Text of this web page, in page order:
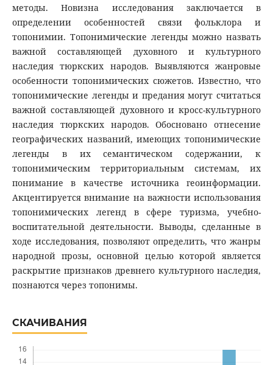
методы. Новизна исследования заключается в
определении особенностей связи фольклора и
топонимии. Топонимические легенды можно назвать
важной составляющей духовного и культурного
наследия тюркских народов. Выявляются жанровые
особенности топонимических сюжетов. Известно, что
топонимические легенды и предания могут считаться
важной составляющей духовного и кросс-культурного
наследия тюркских народов. Обосновано отнесение
географических названий, имеющих топонимические
легенды в их семантическом содержании, к
топонимическим территориальным системам, их
понимание в качестве источника геоинформации.
Акцентируется внимание на важности использования
топонимических легенд в сфере туризма, учебно-
воспитательной деятельности. Выводы, сделанные в
ходе исследования, позволяют определить, что жанры
народной прозы, основной целью которой является
раскрытие признаков древнего культурного наследия,
познаются через топонимы.
СКАЧИВАНИЯ